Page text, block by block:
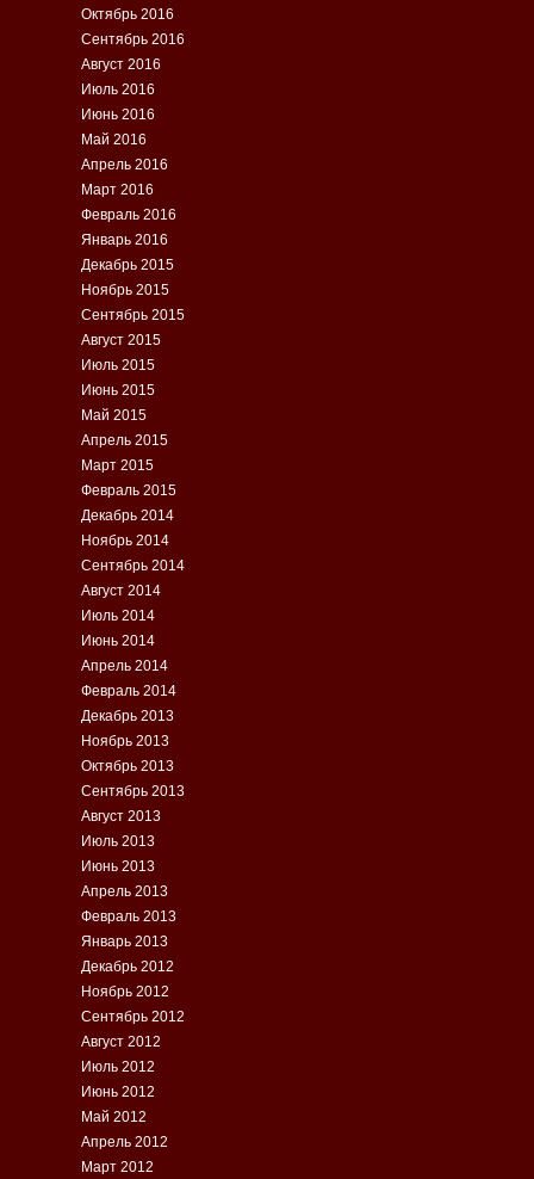
Октябрь 2016
Сентябрь 2016
Август 2016
Июль 2016
Июнь 2016
Май 2016
Апрель 2016
Март 2016
Февраль 2016
Январь 2016
Декабрь 2015
Ноябрь 2015
Сентябрь 2015
Август 2015
Июль 2015
Июнь 2015
Май 2015
Апрель 2015
Март 2015
Февраль 2015
Декабрь 2014
Ноябрь 2014
Сентябрь 2014
Август 2014
Июль 2014
Июнь 2014
Апрель 2014
Февраль 2014
Декабрь 2013
Ноябрь 2013
Октябрь 2013
Сентябрь 2013
Август 2013
Июль 2013
Июнь 2013
Апрель 2013
Февраль 2013
Январь 2013
Декабрь 2012
Ноябрь 2012
Сентябрь 2012
Август 2012
Июль 2012
Июнь 2012
Май 2012
Апрель 2012
Март 2012